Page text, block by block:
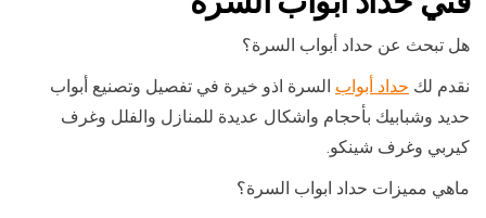
هل تبحث عن حداد أبواب السرة؟
نقدم لك حداد أبواب السرة اذو خيرة في تفصيل وتصنيع أبواب
حديد وشبابيك بأحجام واشكال عديدة للمنازل والفلل وغرف
كيربي وغرف شينكو.
ماهي مميزات حداد ابواب السرة؟